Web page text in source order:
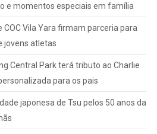
e momentos especiais em família
Vila Yara firmam parceria para
jovens atletas
Central Park terá tributo ao Charlie
para os pais
japonesa de Tsu pelos 50 anos da